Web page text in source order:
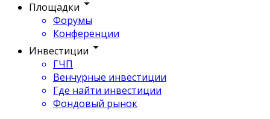
Площадки
Форумы
Конференции
Инвестиции
ГЧП
Венчурные инвестиции
Где найти инвестиции
Фондовый рынок